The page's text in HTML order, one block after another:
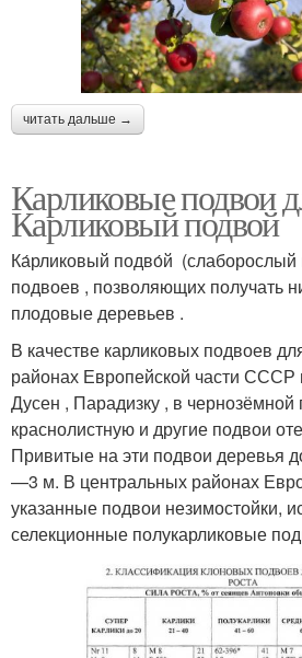
читать дальше →
Карликовые подвои
Карликовый подвой
Ка́рликовый подво́й
подвоев , позволяющих получать
плодовые деревьев .
В качестве карликовых подвоев
районах Европейской части СССР
Дусен , Парадизку , в
краснолистную и другие подвои
Привитые на эти подвои деревья
—3 м. В центральных районах
указанные подвои незимостойки,
селекционные полукарликовые